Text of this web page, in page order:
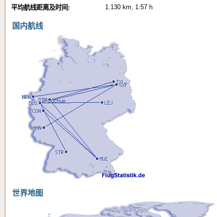
平均航线距离及时间: 1.130 km, 1:57 h
国内航线
世界地图